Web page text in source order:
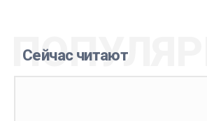
Сейчас читают